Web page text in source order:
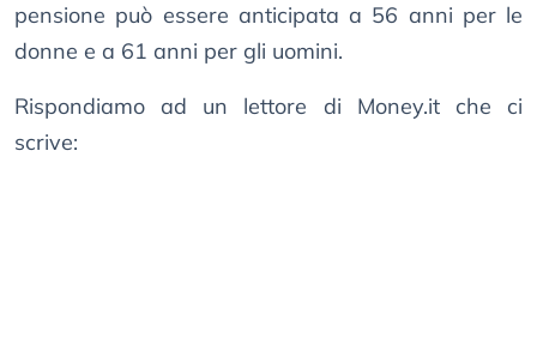
pensione può essere anticipata a 56 anni per le
donne e a 61 anni per gli uomini.
Rispondiamo ad un lettore di Money.it che ci
scrive: